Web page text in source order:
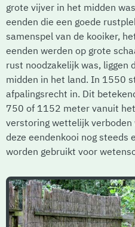
grote vijver in het midden
eenden die een goede
samenspel van de kooiker,
eenden werden op grote
rust noodzakelijk was, liggen
midden in het land. In 1550
afpalingsrecht in. Dit
750 of 1152 meter vanuit
verstoring wettelijk verboden
deze eendenkooi nog steeds
worden gebruikt voor